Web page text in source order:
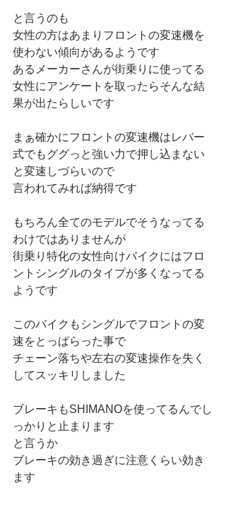
と言うのも
女性の方はあまりフロントの変速機を
使わない傾向があるようです
あるメーカーさんが街乗りに使ってる
女性にアンケートを取ったらそんな結
果が出たらしいです
まぁ確かにフロントの変速機はレバー
式でもググっと強い力で押し込まない
と変速しづらいので
言われてみれば納得です
もちろん全てのモデルでそうなってる
わけではありませんが
街乗り特化の女性向けバイクにはフロ
ントシングルのタイプが多くなってる
ようです
このバイクもシングルでフロントの変
速をとっぱらった事で
チェーン落ちや左右の変速操作を失く
してスッキリしました
ブレーキもSHIMANOを使ってるんでし
っかりと止まります
と言うか
ブレーキの効き過ぎに注意くらい効き
ます